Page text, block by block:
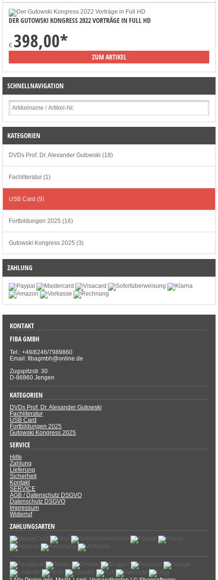
DER GUTOWSKI KONGRESS 2022 VORTRÄGE IN FULL HD
€ 398,00*
ZUM ARTIKEL
SCHNELLNAVIGATION
KATEGORIEN
DVDs Prof. Dr. Alexander Gutowski (18)
Fachliteratur (1)
USB Card (9)
Fortbildungen 2025 (16)
Gutowski Kongress 2025 (3)
ZAHLUNG
KONTAKT
FIBA GMBH
Tel.: +49/8246/7989860
Email: fibagmbh@online.de
Zugspitzstr. 30
D-86860 Jengen
KATEGORIEN
DVDs Prof. Dr. Alexander Gutowski
Fachliteratur
USB Card
Fortbildungen 2025
Gutowski Kongress 2025
SERVICE
Hilfe
Zahlung
Lieferung
Sicherheit
Kontakt
SERVICE
AGB / Datenschutz DSGVO
Datenschutz DSGVO
Impressum
Widerruf
ZAHLUNGSARTEN